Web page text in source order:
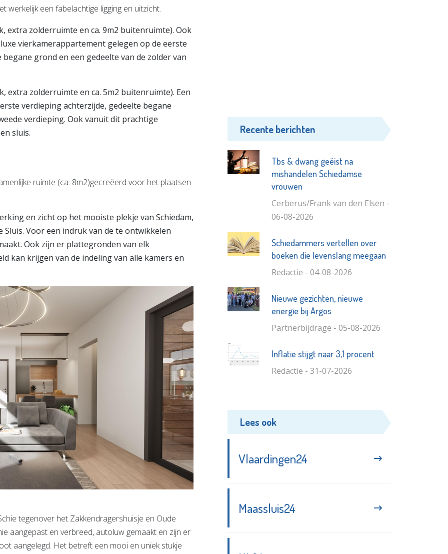
een fabelachtige ligging en uitzicht.
extra zolderruimte en ca. 9m2 buitenruimte). Ook
vierkamerappartement gelegen op de eerste
grond en een gedeelte van de zolder van
extra zolderruimte en ca. 5m2 buitenruimte). Een
verdieping achterzijde, gedeelte begane
verdieping. Ook vanuit dit prachtige
sluis.
ruimte (ca. 8m2)gecreëerd voor het plaatsen
en zicht op het mooiste plekje van Schiedam,
Voor een indruk van de te ontwikkelen
Ook zijn er plattegronden van elk
kan krijgen van de indeling van alle kamers en
tegenover het Zakkendragershuisje en Oude
aangepast en verbreed, autoluw gemaakt en zijn er
aangelegd. Het betreft een mooi en uniek stukje
Recente berichten
Tbs & dwang geëist na
mishandelen Schiedamse
vrouwen
Cerberus/Frank van den Elsen -
06-08-2026
Schiedammers vertellen over
boeken die levenslang meegaan
Redactie - 04-08-2026
Nieuwe gezichten, nieuwe
energie bij Argos
Partnerbijdrage - 05-08-2026
Inflatie stijgt naar 3,1 procent
Redactie - 31-07-2026
Lees ook
Vlaardingen24
Maassluis24